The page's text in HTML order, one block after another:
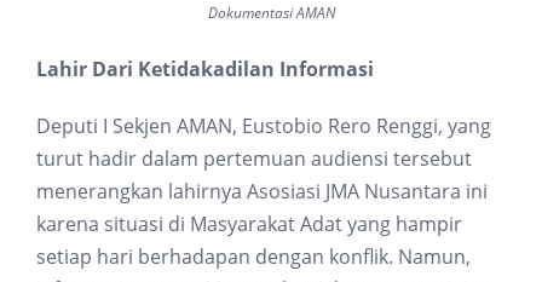
Dokumentasi AMAN
Lahir Dari Ketidakadilan Informasi
Deputi I Sekjen AMAN, Eustobio Rero Renggi, yang
turut hadir dalam pertemuan audiensi tersebut
menerangkan lahirnya Asosiasi JMA Nusantara ini
karena situasi di Masyarakat Adat yang hampir
setiap hari berhadapan dengan konflik. Namun,